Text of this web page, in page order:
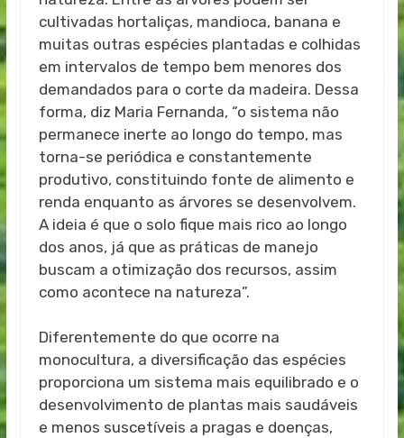
cultivadas hortaliças, mandioca, banana e
muitas outras espécies plantadas e colhidas
em intervalos de tempo bem menores dos
demandados para o corte da madeira. Dessa
forma, diz Maria Fernanda, “o sistema não
permanece inerte ao longo do tempo, mas
torna-se periódica e constantemente
produtivo, constituindo fonte de alimento e
renda enquanto as árvores se desenvolvem.
A ideia é que o solo fique mais rico ao longo
dos anos, já que as práticas de manejo
buscam a otimização dos recursos, assim
como acontece na natureza”.
Diferentemente do que ocorre na
monocultura, a diversificação das espécies
proporciona um sistema mais equilibrado e o
desenvolvimento de plantas mais saudáveis
e menos suscetíveis a pragas e doenças,